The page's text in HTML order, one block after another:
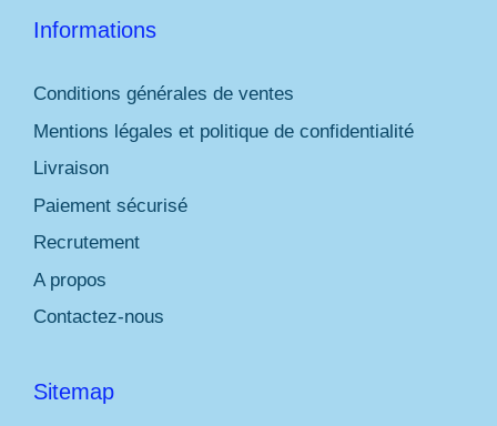
Informations
Conditions générales de ventes
Mentions légales et politique de confidentialité
Livraison
Paiement sécurisé
Recrutement
A propos
Contactez-nous
Sitemap